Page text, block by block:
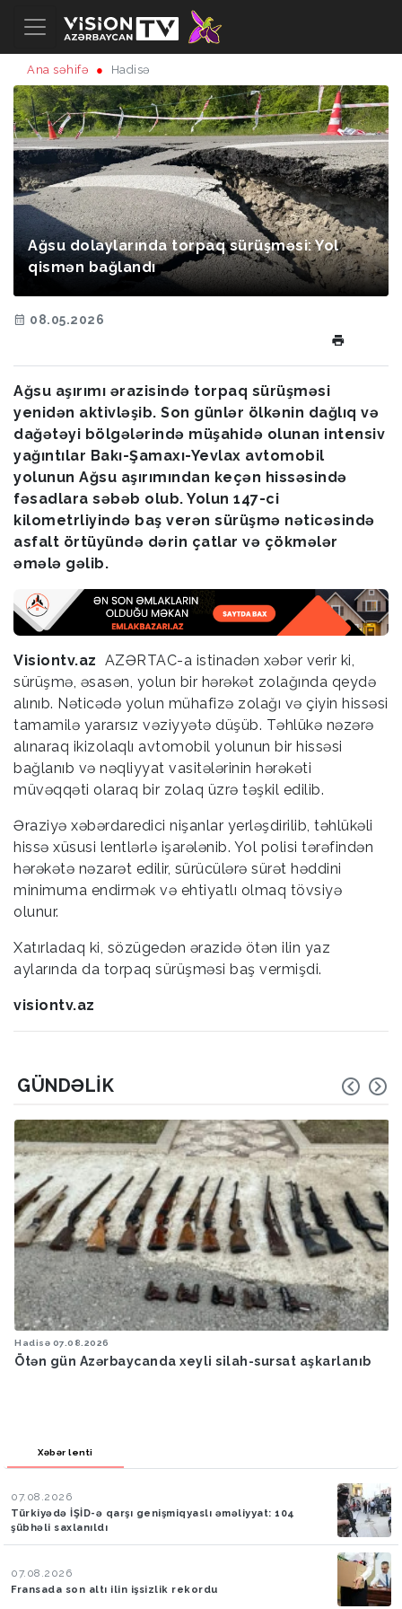
Ana səhifə Hadisə
Ağsu dolaylarında torpaq sürüşməsi: Yol
qismən bağlandı
08.05.2026
Ağsu aşırımı ərazisində torpaq sürüşməsi
yenidən aktivləşib. Son günlər ölkənin dağlıq və
dağətəyi bölgələrində müşahidə olunan intensiv
yağıntılar Bakı-Şamaxı-Yevlax avtomobil
yolunun Ağsu aşırımından keçən hissəsində
fəsadlara səbəb olub. Yolun 147-ci
kilometrliyində baş verən sürüşmə nəticəsində
asfalt örtüyündə dərin çatlar və çökmələr
əmələ gəlib.
Visiontv.az AZƏRTAC-a istinadən xəbər verir ki,
sürüşmə, əsasən, yolun bir hərəkət zolağında qeydə
alınıb. Nəticədə yolun mühafizə zolağı və çiyin hissəsi
tamamilə yararsız vəziyyətə düşüb. Təhlükə nəzərə
alınaraq ikizolaqlı avtomobil yolunun bir hissəsi
bağlanıb və nəqliyyat vasitələrinin hərəkəti
müvəqqəti olaraq bir zolaq üzrə təşkil edilib.
Əraziyə xəbərdaredici nişanlar yerləşdirilib, təhlükəli
hissə xüsusi lentlərlə işarələnib. Yol polisi tərəfindən
hərəkətə nəzarət edilir, sürücülərə sürət həddini
minimuma endirmək və ehtiyatlı olmaq tövsiyə
olunur.
Xatırladaq ki, sözügedən ərazidə ötən ilin yaz
aylarında da torpaq sürüşməsi baş vermişdi.
visiontv.az
GÜNDƏLIK
Hadisə 07.08.2026
Ötən gün Azərbaycanda xeyli silah-sursat aşkarlanıb
Xəbər lenti
07.08.2026
Türkiyədə İŞİD-ə qarşı genişmiqyaslı əməliyyat: 104
şübhəli saxlanıldı
07.08.2026
Fransada son altı ilin işsizlik rekordu